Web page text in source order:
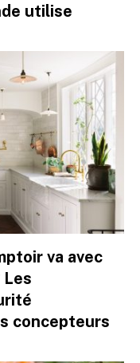
utilise
va avec
Les
concepteurs